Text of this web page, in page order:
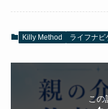
Killy Method ライフナビ
この